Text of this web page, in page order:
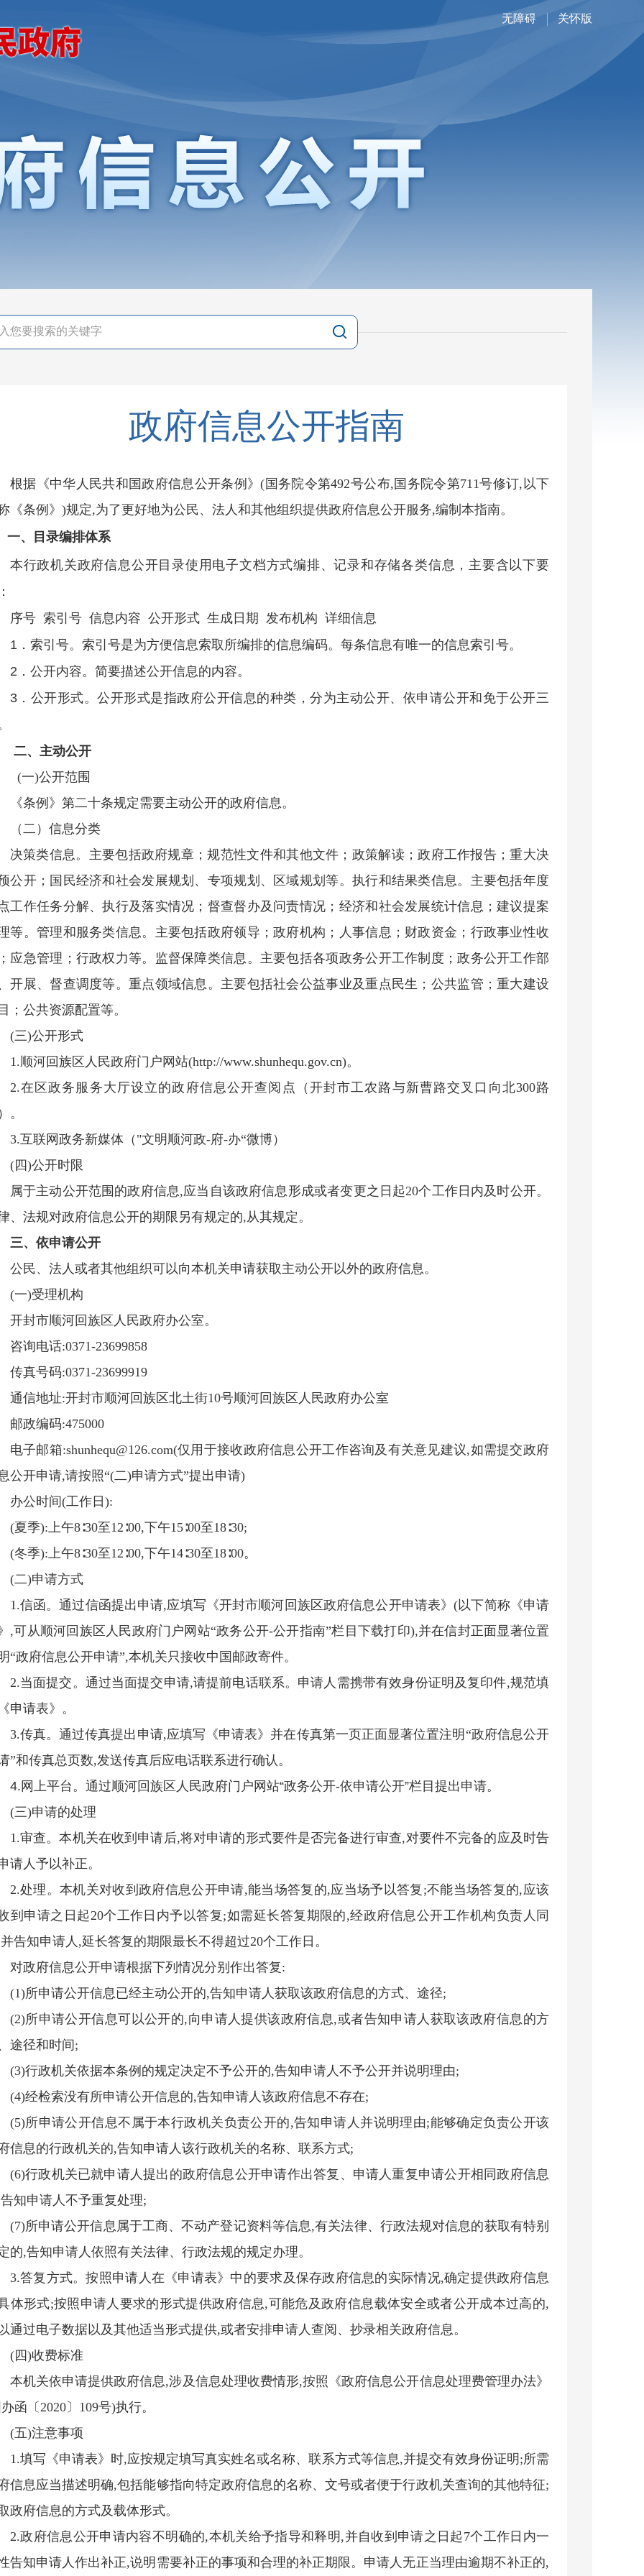
无障碍 关怀版
政府信息公开指南
根据《中华人民共和国政府信息公开条例》(国务院令第492号公布,国务院令第711号修订,以下
《条例》)规定,为了更好地为公民、法人和其他组织提供政府信息公开服务,编制本指南。
一、目录编排体系
本行政机关政府信息公开目录使用电子文档方式编排、记录和存储各类信息，主要含以下要
序号 索引号 信息内容 公开形式 生成日期 发布机构 详细信息
1．索引号。索引号是为方便信息索取所编排的信息编码。每条信息有唯一的信息索引号。
2．公开内容。简要描述公开信息的内容。
3．公开形式。公开形式是指政府公开信息的种类，分为主动公开、依申请公开和免于公开三
二、主动公开
(一)公开范围
《条例》第二十条规定需要主动公开的政府信息。
（二）信息分类
决策类信息。主要包括政府规章；规范性文件和其他文件；政策解读；政府工作报告；重大决
公开；国民经济和社会发展规划、专项规划、区域规划等。执行和结果类信息。主要包括年度
工作任务分解、执行及落实情况；督查督办及问责情况；经济和社会发展统计信息；建议提案
等。管理和服务类信息。主要包括政府领导；政府机构；人事信息；财政资金；行政事业性收
应急管理；行政权力等。监督保障类信息。主要包括各项政务公开工作制度；政务公开工作部
开展、督查调度等。重点领域信息。主要包括社会公益事业及重点民生；公共监管；重大建设
；公共资源配置等。
(三)公开形式
1.顺河回族区人民政府门户网站(http://www.shunhequ.gov.cn)。
2.在区政务服务大厅设立的政府信息公开查阅点（开封市工农路与新曹路交叉口向北300路
。
3.互联网政务新媒体（"文明顺河政-府-办“微博）
(四)公开时限
属于主动公开范围的政府信息,应当自该政府信息形成或者变更之日起20个工作日内及时公开。
、法规对政府信息公开的期限另有规定的,从其规定。
三、依申请公开
公民、法人或者其他组织可以向本机关申请获取主动公开以外的政府信息。
(一)受理机构
开封市顺河回族区人民政府办公室。
咨询电话:0371-23699858
传真号码:0371-23699919
通信地址:开封市顺河回族区北土街10号顺河回族区人民政府办公室
邮政编码:475000
电子邮箱:shunhequ@126.com(仅用于接收政府信息公开工作咨询及有关意见建议,如需提交政府
公开申请,请按照“(二)申请方式”提出申请)
办公时间(工作日):
(夏季):上午8∶30至12∶00,下午15∶00至18∶30;
(冬季):上午8∶30至12∶00,下午14∶30至18∶00。
(二)申请方式
1.信函。通过信函提出申请,应填写《开封市顺河回族区政府信息公开申请表》(以下简称《申请
,可从顺河回族区人民政府门户网站“政务公开-公开指南”栏目下载打印),并在信封正面显著位置
“政府信息公开申请”,本机关只接收中国邮政寄件。
2.当面提交。通过当面提交申请,请提前电话联系。申请人需携带有效身份证明及复印件,规范填
申请表》。
3.传真。通过传真提出申请,应填写《申请表》并在传真第一页正面显著位置注明“政府信息公开
”和传真总页数,发送传真后应电话联系进行确认。
4.网上平台。通过顺河回族区人民政府门户网站“政务公开-依申请公开”栏目提出申请。
(三)申请的处理
1.审查。本机关在收到申请后,将对申请的形式要件是否完备进行审查,对要件不完备的应及时告
请人予以补正。
2.处理。本机关对收到政府信息公开申请,能当场答复的,应当场予以答复;不能当场答复的,应该
到申请之日起20个工作日内予以答复;如需延长答复期限的,经政府信息公开工作机构负责人同
告知申请人,延长答复的期限最长不得超过20个工作日。
对政府信息公开申请根据下列情况分别作出答复:
(1)所申请公开信息已经主动公开的,告知申请人获取该政府信息的方式、途径;
(2)所申请公开信息可以公开的,向申请人提供该政府信息,或者告知申请人获取该政府信息的方
途径和时间;
(3)行政机关依据本条例的规定决定不予公开的,告知申请人不予公开并说明理由;
(4)经检索没有所申请公开信息的,告知申请人该政府信息不存在;
(5)所申请公开信息不属于本行政机关负责公开的,告知申请人并说明理由;能够确定负责公开该
信息的行政机关的,告知申请人该行政机关的名称、联系方式;
(6)行政机关已就申请人提出的政府信息公开申请作出答复、申请人重复申请公开相同政府信息
知申请人不予重复处理;
(7)所申请公开信息属于工商、不动产登记资料等信息,有关法律、行政法规对信息的获取有特别
的,告知申请人依照有关法律、行政法规的规定办理。
3.答复方式。按照申请人在《申请表》中的要求及保存政府信息的实际情况,确定提供政府信息
体形式;按照申请人要求的形式提供政府信息,可能危及政府信息载体安全或者公开成本过高的,
通过电子数据以及其他适当形式提供,或者安排申请人查阅、抄录相关政府信息。
(四)收费标准
本机关依申请提供政府信息,涉及信息处理收费情形,按照《政府信息公开信息处理费管理办法》
函〔2020〕109号)执行。
(五)注意事项
1.填写《申请表》时,应按规定填写真实姓名或名称、联系方式等信息,并提交有效身份证明;所需
信息应当描述明确,包括能够指向特定政府信息的名称、文号或者便于行政机关查询的其他特征;
政府信息的方式及载体形式。
2.政府信息公开申请内容不明确的,本机关给予指导和释明,并自收到申请之日起7个工作日内一
告知申请人作出补正,说明需要补正的事项和合理的补正期限。申请人无正当理由逾期不补正的,